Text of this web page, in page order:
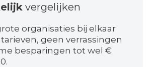
vergelijken
organisaties bij elkaar
geen verrassingen
besparingen tot wel €